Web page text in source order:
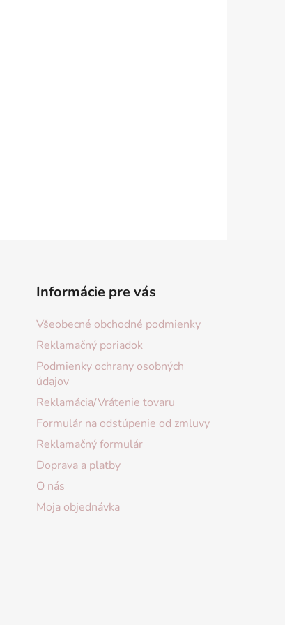
Informácie pre vás
Všeobecné obchodné podmienky
Reklamačný poriadok
Podmienky ochrany osobných
údajov
Reklamácia/Vrátenie tovaru
Formulár na odstúpenie od zmluvy
Reklamačný formulár
Doprava a platby
O nás
Moja objednávka